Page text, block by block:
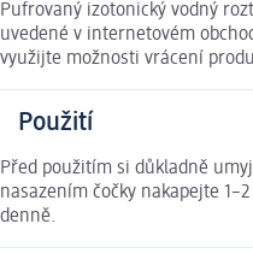
Pufrovaný izotonický vodný
uvedené v internetovém
využijte možnosti vrácení
Použití
Před použitím si důkladně
nasazením čočky nakapejte
denně.